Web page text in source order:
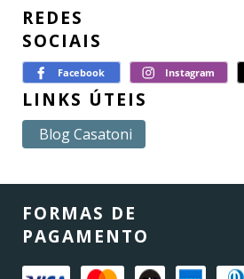
REDES
SOCIAIS
LINKS ÚTEIS
Blog Casatoni
FORMAS DE
PAGAMENTO